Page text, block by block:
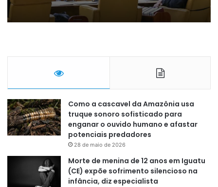
Como a cascavel da Amazônia usa
truque sonoro sofisticado para
enganar o ouvido humano e afastar
potenciais predadores
28 de maio de 2026
Morte de menina de 12 anos em Iguatu
(CE) expõe sofrimento silencioso na
infância, diz especialista